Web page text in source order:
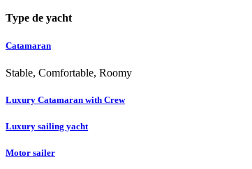
Type de yacht
Catamaran
Stable, Comfortable, Roomy
Luxury Catamaran with Crew
Luxury sailing yacht
Motor sailer